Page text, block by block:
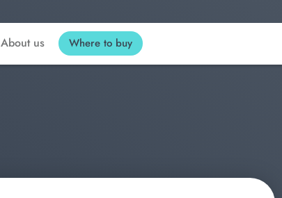
About us Where to buy